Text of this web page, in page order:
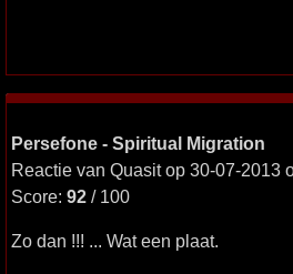
Persefone - Spiritual Migration
Reactie van Quasit op 30-07-2013
Score: 92 / 100
Zo dan !!! ... Wat een plaat.